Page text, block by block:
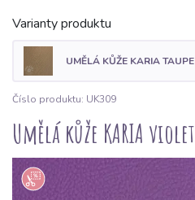
Varianty produktu
UMĚLÁ KŮŽE KARIA TAUPE
Číslo produktu: UK309
Umělá kůže KARIA violet